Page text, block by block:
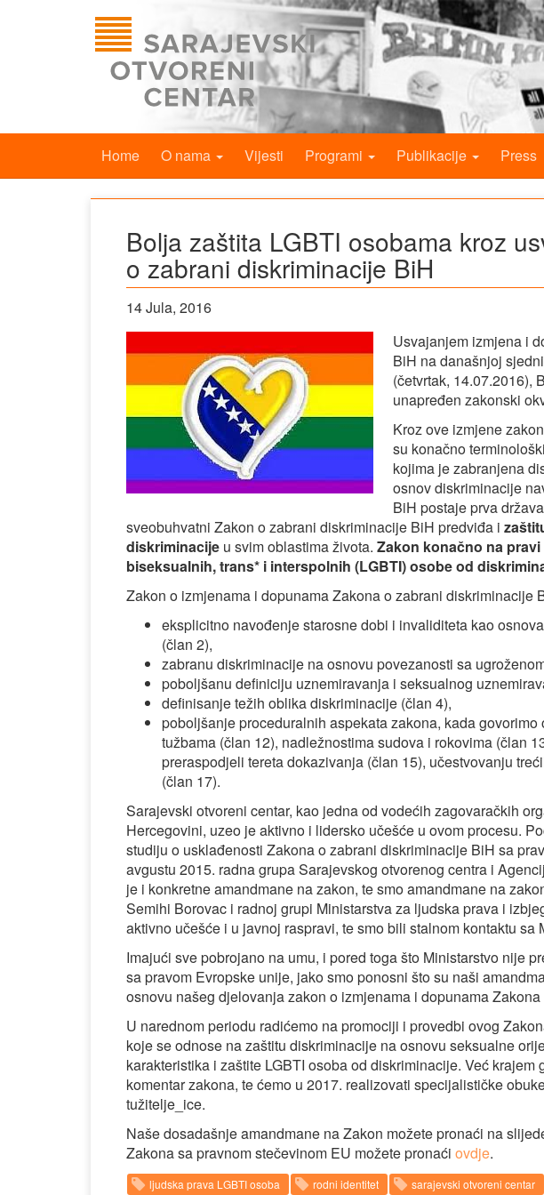
Home O nama Vijesti Programi Publikacije Press
Bolja zaštita LGBTI osobama kroz
o zabrani diskriminacije BiH
14 Jula, 2016
Usvajanjem izmjena i
BiH na današnjoj
(četvrtak, 14.07.2016),
unapređen zakonski
Kroz ove izmjene
su konačno
kojima je zabranjena
osnov diskriminacije
BiH postaje prva
sveobuhvatni Zakon o zabrani diskriminacije BiH predviđa i
diskriminacije u svim oblastima života. Zakon konačno na
biseksualnih, trans* i interspolnih (LGBTI) osobe od
Zakon o izmjenama i dopunama Zakona o zabrani diskriminacije
eksplicitno navođenje starosne dobi i invaliditeta kao
(član 2),
zabranu diskriminacije na osnovu povezanosti sa
poboljšanu definiciju uznemiravanja i seksualnog
definisanje težih oblika diskriminacije (član 4),
poboljšanje proceduralnih aspekata zakona, kada
tužbama (član 12), nadležnostima sudova i rokovima (član
preraspodjeli tereta dokazivanja (član 15), učestvovanju
(član 17).
Sarajevski otvoreni centar, kao jedna od vodećih zagovaračkih
Hercegovini, uzeo je aktivno i lidersko učešće u ovom procesu.
studiju o usklađenosti Zakona o zabrani diskriminacije BiH sa
avgustu 2015. radna grupa Sarajevskog otvorenog centra i
je i konkretne amandmane na zakon, te smo amandmane na
Semihi Borovac i radnoj grupi Ministarstva za ljudska prava i
aktivno učešće i u javnoj raspravi, te smo bili stalnom kontaktu sa
Imajući sve pobrojano na umu, i pored toga što Ministarstvo nije
sa pravom Evropske unije, jako smo ponosni što su naši
osnovu našeg djelovanja zakon o izmjenama i dopunama
U narednom periodu radićemo na promociji i provedbi ovog
koje se odnose na zaštitu diskriminacije na osnovu seksualne
karakteristika i zaštite LGBTI osoba od diskriminacije. Već
komentar zakona, te ćemo u 2017. realizovati specijalističke
tužitelje_ice.
Naše dosadašnje amandmane na Zakon možete pronaći na
Zakona sa pravnom stečevinom EU možete pronaći ovdje.
ljudska prava LGBTI osoba rodni identitet sarajevski otvoreni centar